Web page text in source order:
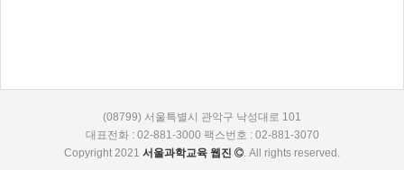
(08799) 서울특별시 관악구 낙성대로 101
대표전화 : 02-881-3000 팩스번호 : 02-881-3070
Copyright 2021 서울과학교육 웹진 . All rights reserved.